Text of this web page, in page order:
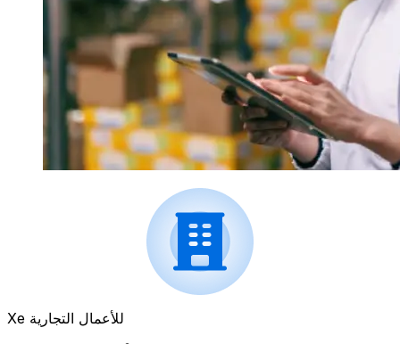
Xe للأعمال التجارية